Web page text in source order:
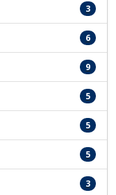
3
6
9
5
5
5
3